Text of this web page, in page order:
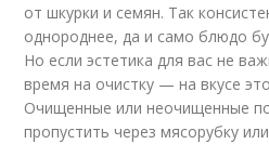
Лечо без уксуса
от шкурки и семян. Так
однороднее, да и само блюдо
Но если эстетика для вас не
время на очистку — на вкусе
Очищенные или неочищенные
пропустить через мясорубку